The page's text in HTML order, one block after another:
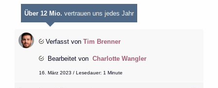
Über 12 Mio. vertrauen uns jedes Jahr
Verfasst von Tim Brenner
Bearbeitet von Charlotte Wangler
16. März 2023 / Lesedauer: 1 Minute